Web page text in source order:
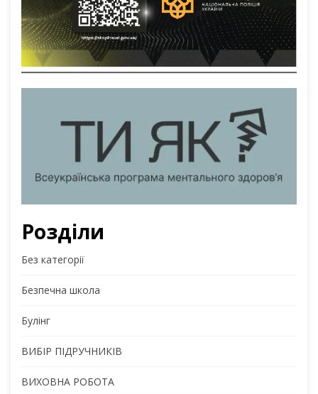
Розділи
Без категорії
Безпечна школа
Булінг
ВИБІР ПІДРУЧНИКІВ
ВИХОВНА РОБОТА